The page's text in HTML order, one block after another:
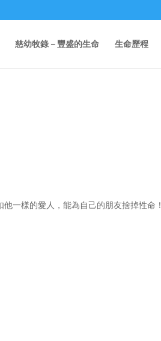
慈幼牧錄－豐盛的生命 生命歷程
一様的愛人，能為自己的朋友捨掉性命！